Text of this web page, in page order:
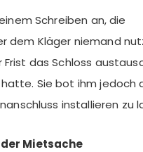
Schreiben an, die
dem Kläger niemand
das Schloss
Sie bot ihm jedoch
installieren zu
Mietsache